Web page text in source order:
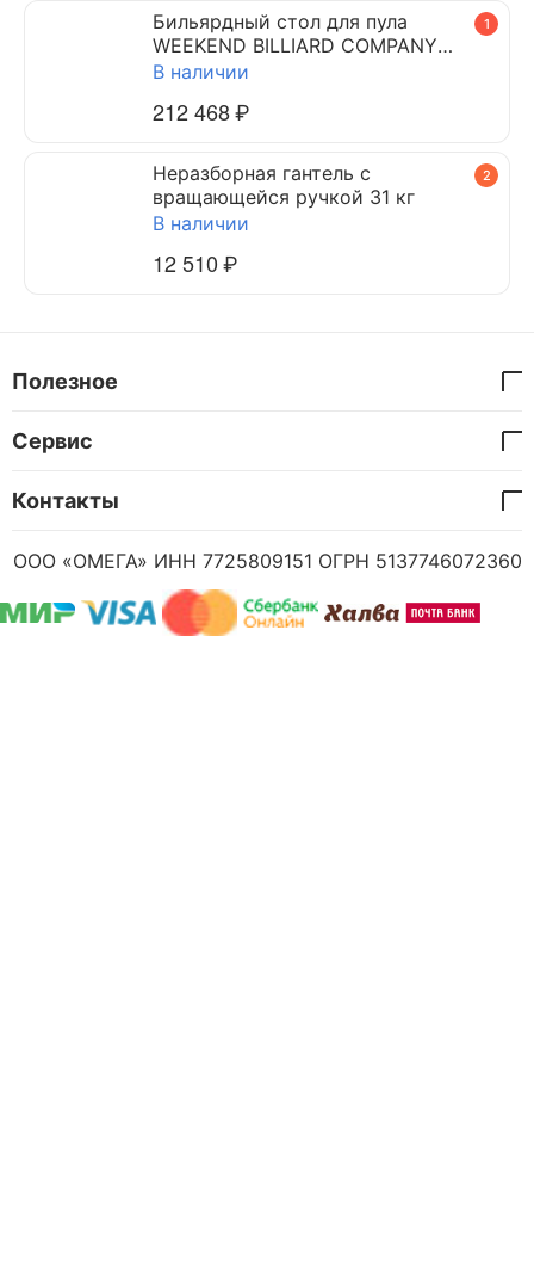
1
Бильярдный стол для пула
WEEKEND BILLIARD COMPANY
DYNAMIC TRIUMPH 7 ф (черный)
В наличии
212 468₽
2
Неразборная гантель c
вращающейся ручкой 31 кг
В наличии
12 510₽
Полезное
Сервис
Контакты
ООО «ОМЕГА» ИНН 7725809151 ОГРН 5137746072360